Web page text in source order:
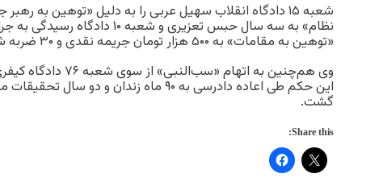
شعبه ۱۵ دادگاه انقلاب سهیل عربی را به دلیل «توهین به
نظام» به سه سال حبس تعزیری و شعبه
«توهین به مقامات» به ۵۰۰ هزار تومان جریمه نقدی و ۳۰ ضربه شلاق محکوم کرده‌اند.
وی هم‌چنین به اتهام
این حکم طی اعاده دادرسی به ۹۰ ماه زندان و
گشت.
Share this: